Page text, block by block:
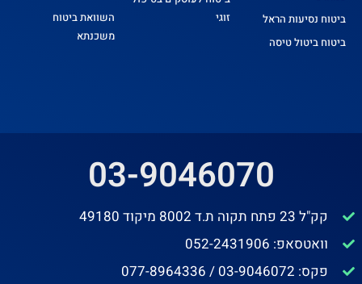
השוואת ביטוח
משכנתא
זוגי
ביטוח נסיעות הראל
ביטוח ביטול טיסה
03-9046070
קק"ל 23 פתח תקוה ת.ד 8002 מיקוד 49180
וואטסאפ: 052-2431906
פקס: 03-9046072 / 077-8964336